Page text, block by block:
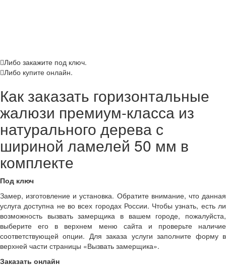
Либо закажите под ключ.
Либо купите онлайн.
Как заказать горизонтальные
жалюзи премиум-класса из
натурального дерева с
шириной ламелей 50 мм в
комплекте
Под ключ
Замер, изготовление и установка. Обратите внимание, что данная
услуга доступна не во всех городах России. Чтобы узнать, есть ли
возможность вызвать замерщика в вашем городе, пожалуйста,
выберите его в верхнем меню сайта и проверьте наличие
соответствующей опции. Для заказа услуги заполните форму в
верхней части страницы «Вызвать замерщика».
Заказать онлайн